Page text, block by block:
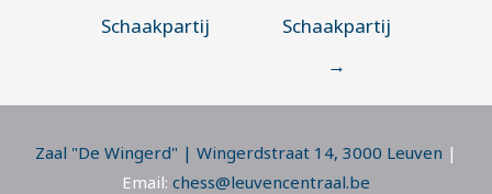
Schaakpartij
Schaakpartij
→
Zaal "De Wingerd" | Wingerdstraat 14, 3000 Leuven |
Email: chess@leuvencentraal.be